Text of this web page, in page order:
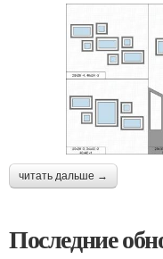
читать дальше →
Последние